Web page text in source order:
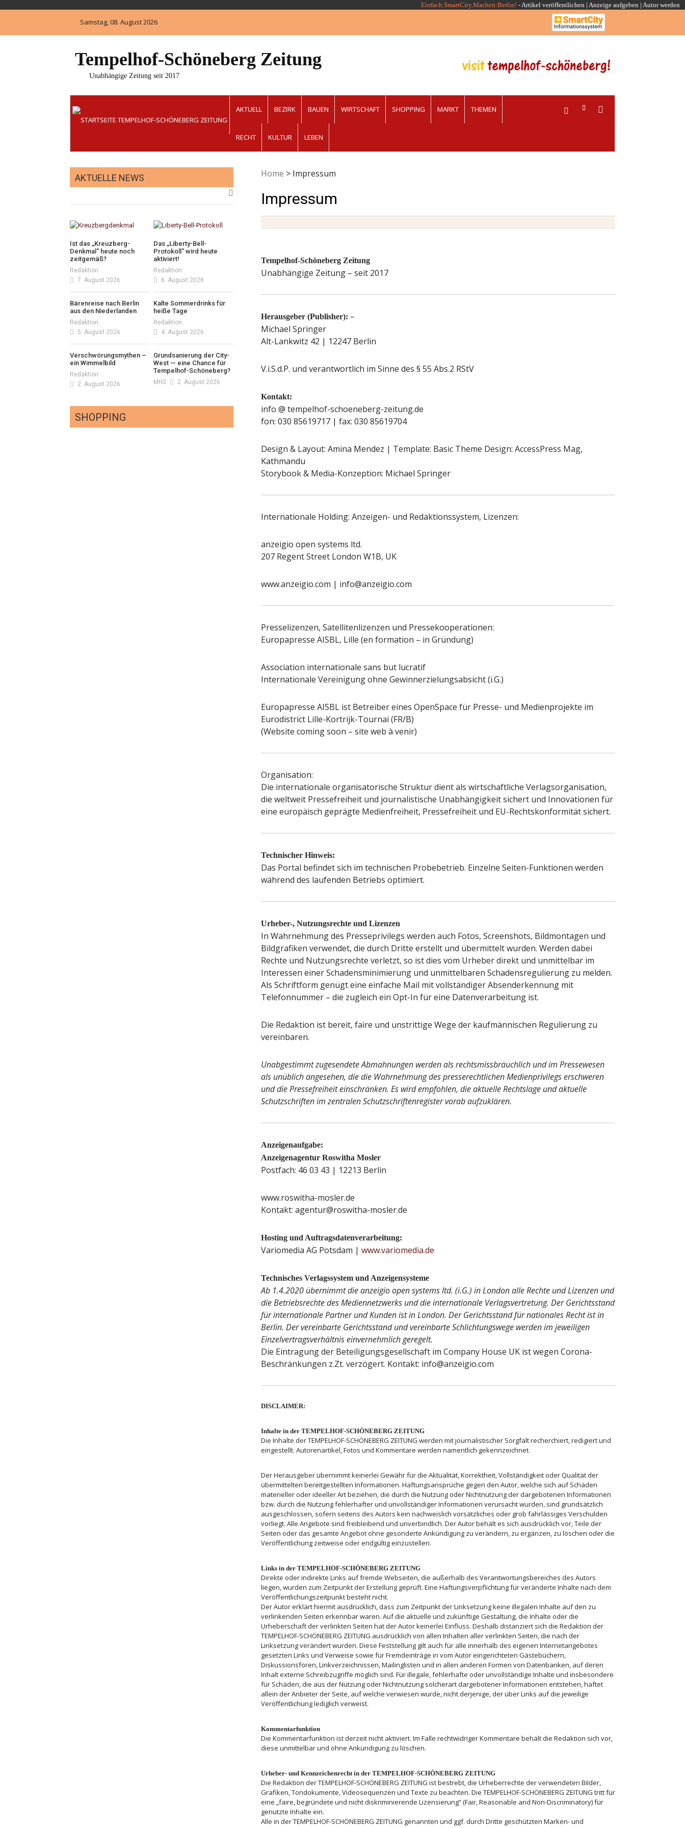
Einfach.SmartCity.Machen:Berlin! -Artikel veröffentlichen | Anzeige aufgeben | Autor werden
Samstag, 08. August 2026
Tempelhof-Schöneberg Zeitung
Unabhängige Zeitung seit 2017
AKTUELL BEZIRK BAUEN WIRTSCHAFT SHOPPING MARKT THEMEN
RECHT KULTUR LEBEN
Home > Impressum
Impressum
Tempelhof-Schöneberg Zeitung
Unabhängige Zeitung – seit 2017
Herausgeber (Publisher): –
Michael Springer
Alt-Lankwitz 42 | 12247 Berlin
V.i.S.d.P. und verantwortlich im Sinne des § 55 Abs.2 RStV
Kontakt:
info @ tempelhof-schoeneberg-zeitung.de
fon: 030 85619717 | fax: 030 85619704
Design & Layout: Amina Mendez | Template: Basic Theme Design: AccessPress Mag,
Kathmandu
Storybook & Media-Konzeption: Michael Springer
Internationale Holding: Anzeigen- und Redaktionssystem, Lizenzen:
anzeigio open systems ltd.
207 Regent Street London W1B, UK
www.anzeigio.com | info@anzeigio.com
Presselizenzen, Satellitenlizenzen und Pressekooperationen:
Europapresse AISBL, Lille (en formation – in Gründung)
Association internationale sans but lucratif
Internationale Vereinigung ohne Gewinnerzielungsabsicht (i.G.)
Europapresse AISBL ist Betreiber eines OpenSpace für Presse- und Medienprojekte im
Eurodistrict Lille-Kortrijk-Tournai (FR/B)
(Website coming soon – site web à venir)
Organisation:
Die internationale organisatorische Struktur dient als wirtschaftliche Verlagsorganisation,
die weltweit Pressefreiheit und journalistische Unabhängigkeit sichert und Innovationen für
eine europäisch geprägte Medienfreiheit, Pressefreiheit und EU-Rechtskonformität sichert.
Technischer Hinweis:
Das Portal befindet sich im technischen Probebetrieb. Einzelne Seiten-Funktionen werden
während des laufenden Betriebs optimiert.
Urheber-, Nutzungsrechte und Lizenzen
In Wahrnehmung des Presseprivilegs werden auch Fotos, Screenshots, Bildmontagen und
Bildgrafiken verwendet, die durch Dritte erstellt und übermittelt wurden. Werden dabei
Rechte und Nutzungsrechte verletzt, so ist dies vom Urheber direkt und unmittelbar im
Interessen einer Schadensminimierung und unmittelbaren Schadensregulierung zu melden.
Als Schriftform genügt eine einfache Mail mit vollständiger Absenderkennung mit
Telefonnummer – die zugleich ein Opt-In für eine Datenverarbeitung ist.
Die Redaktion ist bereit, faire und unstrittige Wege der kaufmännischen Regulierung zu
vereinbaren.
Unabgestimmt zugesendete Abmahnungen werden als rechtsmissbräuchlich und im Pressewesen
als unüblich angesehen, die die Wahrnehmung des presserechtlichen Medienprivilegs erschweren
und die Pressefreiheit einschränken. Es wird empfohlen, die aktuelle Rechtslage und aktuelle
Schutzschriften im zentralen Schutzschriftenregister vorab aufzuklären.
Anzeigenaufgabe:
Anzeigenagentur Roswitha Mosler
Postfach: 46 03 43 | 12213 Berlin
www.roswitha-mosler.de
Kontakt: agentur@roswitha-mosler.de
Hosting und Auftragsdatenverarbeitung:
Variomedia AG Potsdam | www.variomedia.de
Technisches Verlagssystem und Anzeigensysteme
Ab 1.4.2020 übernimmt die anzeigio open systems ltd. (i.G.) in London alle Rechte und Lizenzen und
die Betriebsrechte des Mediennetzwerks und die internationale Verlagsvertretung. Der Gerichtsstand
für internationale Partner und Kunden ist in London. Der Gerichtsstand für nationales Recht ist in
Berlin. Der vereinbarte Gerichtsstand und vereinbarte Schlichtungswege werden im jeweiligen
Einzelvertragsverhältnis einvernehmlich geregelt.
Die Eintragung der Beteiligungsgesellschaft im Company House UK ist wegen Corona-
Beschränkungen z.Zt. verzögert. Kontakt: info@anzeigio.com
DISCLAIMER:
Inhalte in der TEMPELHOF-SCHÖNEBERG ZEITUNG
Die Inhalte der TEMPELHOF-SCHÖNEBERG ZEITUNG werden mit journalistischer Sorgfalt recherchiert, redigiert und
eingestellt. Autorenartikel, Fotos und Kommentare werden namentlich gekennzeichnet.
Der Herausgeber übernimmt keinerlei Gewähr für die Aktualität, Korrektheit, Vollständigkeit oder Qualität der
übermittelten bereitgestellten Informationen. Haftungsansprüche gegen den Autor, welche sich auf Schäden
materieller oder ideeller Art beziehen, die durch die Nutzung oder Nichtnutzung der dargebotenen Informationen
bzw. durch die Nutzung fehlerhafter und unvollständiger Informationen verursacht wurden, sind grundsätzlich
ausgeschlossen, sofern seitens des Autors kein nachweislich vorsätzliches oder grob fahrlässiges Verschulden
vorliegt. Alle Angebote sind freibleibend und unverbindlich. Der Autor behält es sich ausdrücklich vor, Teile der
Seiten oder das gesamte Angebot ohne gesonderte Ankündigung zu verändern, zu ergänzen, zu löschen oder die
Veröffentlichung zeitweise oder endgültig einzustellen.
Links in der TEMPELHOF-SCHÖNEBERG ZEITUNG
Direkte oder indirekte Links auf fremde Webseiten, die außerhalb des Verantwortungsbereiches des Autors
liegen, wurden zum Zeitpunkt der Erstellung geprüft. Eine Haftungsverpflichtung für veränderte Inhalte nach dem
Veröffentlichungszeitpunkt besteht nicht.
Der Autor erklärt hiermit ausdrücklich, dass zum Zeitpunkt der Linksetzung keine illegalen Inhalte auf den zu
verlinkenden Seiten erkennbar waren. Auf die aktuelle und zukünftige Gestaltung, die Inhalte oder die
Urheberschaft der verlinkten Seiten hat der Autor keinerlei Einfluss. Deshalb distanziert sich die Redaktion der
TEMPELHOF-SCHÖNEBERG ZEITUNG ausdrücklich von allen Inhalten aller verlinkten Seiten, die nach der
Linksetzung verändert wurden. Diese Feststellung gilt auch für alle innerhalb des eigenen Internetangebotes
gesetzten Links und Verweise sowie für Fremdeinträge in vom Autor eingerichteten Gästebüchern,
Diskussionsforen, Linkverzeichnissen, Mailinglisten und in allen anderen Formen von Datenbanken, auf deren
Inhalt externe Schreibzugriffe möglich sind. Für illegale, fehlerhafte oder unvollständige Inhalte und insbesondere
für Schäden, die aus der Nutzung oder Nichtnutzung solcherart dargebotener Informationen entstehen, haftet
allein der Anbieter der Seite, auf welche verwiesen wurde, nicht derjenige, der über Links auf die jeweilige
Veröffentlichung lediglich verweist.
Kommentarfunktion
Die Kommentarfunktion ist derzeit nicht aktiviert. Im Falle rechtwidriger Kommentare behält die Redaktion sich vor,
diese unmittelbar und ohne Ankündigung zu löschen.
Urheber- und Kennzeichenrecht in der TEMPELHOF-SCHÖNEBERG ZEITUNG
Die Redaktion der TEMPELHOF-SCHÖNEBERG ZEITUNG ist bestrebt, die Urheberrechte der verwendeten Bilder,
Grafiken, Tondokumente, Videosequenzen und Texte zu beachten. Die TEMPELHOF-SCHÖNEBERG ZEITUNG tritt für
eine „faire, begründete und nicht diskriminierende Lizensierung” (Fair, Reasonable and Non-Discriminatory) für
genutzte Inhalte ein.
Alle in der TEMPELHOF-SCHÖNEBERG ZEITUNG genannten und ggf. durch Dritte geschützten Marken- und
AKTUELLE NEWS
Ist das „Kreuzberg-
Denkmal“ heute noch
zeitgemäß?
Redaktion
7. August 2026
Das „Liberty-Bell-
Protokoll“ wird heute
aktiviert!
Redaktion
6. August 2026
Bärenreise nach Berlin
aus den Niederlanden
Redaktion
5. August 2026
Kalte Sommerdrinks für
heiße Tage
Redaktion
4. August 2026
Verschwörungsmythen –
ein Wimmelbild
Redaktion
2. August 2026
Grundsanierung der City-
West — eine Chance für
Tempelhof-Schöneberg?
MHS 2. August 2026
SHOPPING